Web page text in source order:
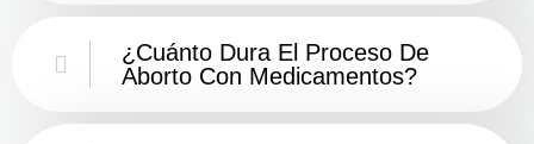
¿Cuánto Dura El Proceso De
Aborto Con Medicamentos?